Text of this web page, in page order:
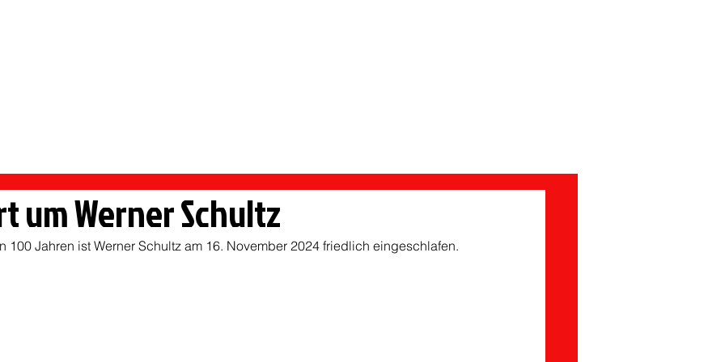
um Werner Schultz
100 Jahren ist Werner Schultz am 16. November 2024 friedlich eingeschlafen.